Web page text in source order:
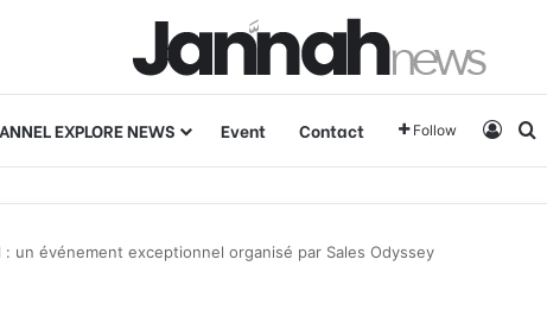
EXPLORE NEWS Event Contact Follow Log In
: un événement exceptionnel organisé par Sales Odyssey